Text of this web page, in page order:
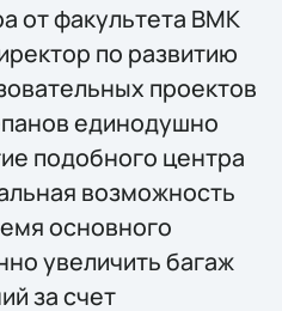
от факультета ВМК
по развитию
проектов
единодушно
подобного центра
возможность
основного
увеличить багаж
за счет